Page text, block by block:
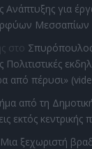
Ανάπτυξης για
Μεσσαπίων
στο
Πολιτιστικές
από πέρυσι»
από τη
εκτός κεντρικής
ξεχωριστή